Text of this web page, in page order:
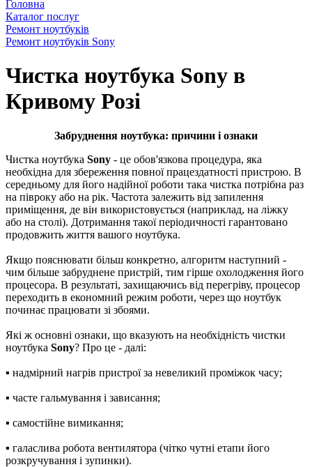
Головна
Каталог послуг
Ремонт ноутбуків
Ремонт ноутбуків Sony
Чистка ноутбука Sony в
Кривому Розі
Забруднення ноутбука: причини і ознаки
Чистка ноутбука Sony - це обов'язкова процедура, яка
необхідна для збереження повної працездатності пристрою. В
середньому для його надійної роботи така чистка потрібна раз
на півроку або на рік. Частота залежить від запилення
приміщення, де він використовується (наприклад, на ліжку
або на столі). Дотримання такої періодичності гарантовано
продовжить життя вашого ноутбука.
Якщо пояснювати більш конкретно, алгоритм наступний -
чим більше забруднене пристрій, тим гірше охолодження його
процесора. В результаті, захищаючись від перегріву, процесор
переходить в економний режим роботи, через що ноутбук
починає працювати зі збоями.
Які ж основні ознаки, що вказують на необхідність чистки
ноутбука Sony? Про це - далі:
▪ надмірний нагрів пристрої за невеликий проміжок часу;
▪ часте гальмування і зависання;
▪ самостійне вимикання;
▪ галаслива робота вентилятора (чітко чутні етапи його
розкручування і зупинки).